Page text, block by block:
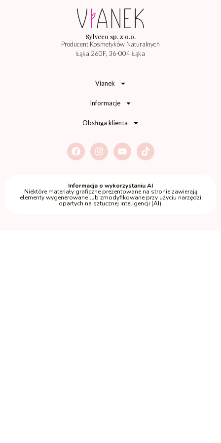
Sylveco sp. z o.o.
Producent Kosmetyków Naturalnych
Łąka 260F, 36-004 Łąka
Vianek
Informacje
Obsługa klienta
Informacja o wykorzystaniu AI
Niektóre materiały graficzne prezentowane na stronie zawierają
elementy wygenerowane lub zmodyfikowane przy użyciu narzędzi
opartych na sztucznej inteligencji (AI).